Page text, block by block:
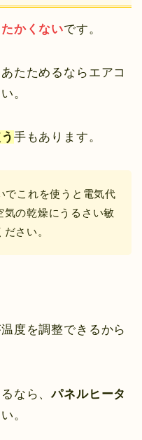
かくないです。
たためるならエアコ
。
手もあります。
でこれを使うと電気代
気の乾燥にうるさい敏
さい。
度を調整できるから
なら、パネルヒータ
。